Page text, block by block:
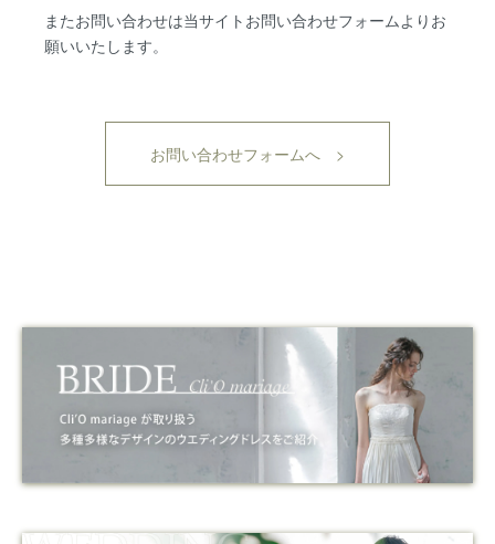
またお問い合わせは当サイトお問い合わせフォームよりお
願いいたします。
お問い合わせフォームへ >